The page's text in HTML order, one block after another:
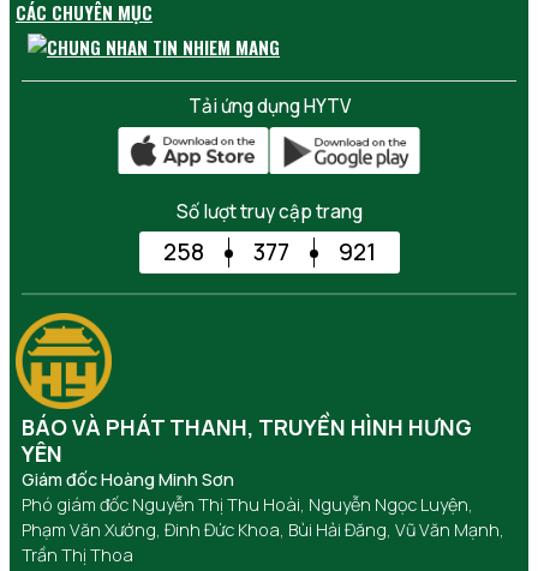
CÁC CHUYÊN MỤC
Tải ứng dụng HYTV
Số lượt truy cập trang
258 377 921
BÁO VÀ PHÁT THANH, TRUYỀN HÌNH HƯNG
YÊN
Giám đốc Hoàng Minh Sơn
Phó giám đốc Nguyễn Thị Thu Hoài, Nguyễn Ngọc Luyện,
Phạm Văn Xướng, Đinh Đức Khoa, Bùi Hải Đăng, Vũ Văn Mạnh,
Trần Thị Thoa